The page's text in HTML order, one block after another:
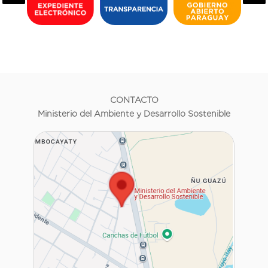
CONTACTO
Ministerio del Ambiente y Desarrollo Sostenible